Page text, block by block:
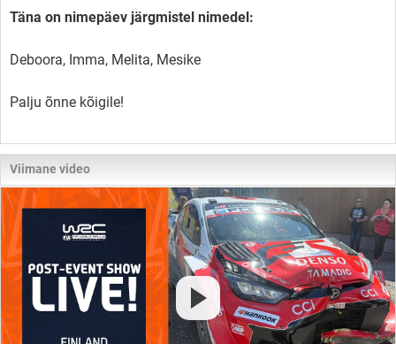
Täna on nimepäev järgmistel nimedel:
Deboora, Imma, Melita, Mesike
Palju õnne kõigile!
Viimane video